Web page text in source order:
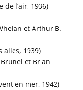
de l’air, 1936)
et Arthur B.
ailes, 1939)
et Brian
en mer, 1942)